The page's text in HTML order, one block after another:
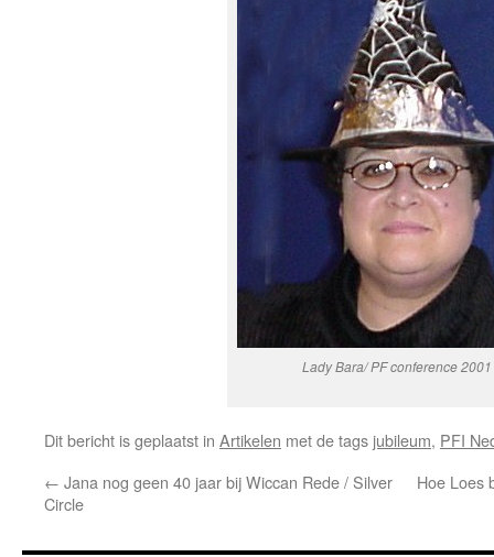
Lady Bara/ PF conference 2001
Dit bericht is geplaatst in Artikelen met de tags jubileum, PFI
← Jana nog geen 40 jaar bij Wiccan Rede / Silver
Circle
Hoe Loes